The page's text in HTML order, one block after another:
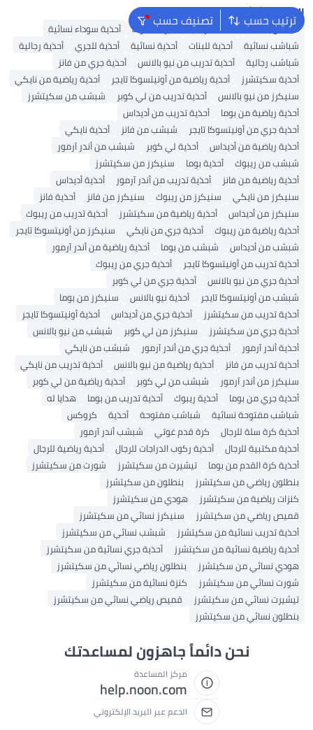
ترتيب حسب تصنيف حسب البحث الشائع
أديداس سامبا شباشب رجالية بيركنستوك
أحذية سوداء نسائية
شباشب نسائية
أحذية للبنات أحذية نسائية أحذية للجري
أحذية رجالية
شباشب رجالية
أحذية تدريب من نيو بالانس
أحذية جري من فانز
أحذية سكيتشرز
أحذية رياضية من أونيتسوكا تايجر
أحذية رياضية من نايكي
سنيكرز من نيو بالانس
أحذية تدريب من لي كوبر
شبشب من سكيتشرز
أحذية رياضية من بوما
أحذية تدريب من أديداس
أحذية جري من أونيتسوكا تايجر
شبشب من فانز
أحذية نايكي
أحذية رياضية من أديداس
أحذية لي كوبر
شبشب من أندر آرمور
شبشب من ريبوك
أحذية بوما
سنيكرز من سكيتشرز
أحذية رياضية من فانز
أحذية تدريب من أندر آرمور
أحذية أديداس
سنيكرز من نايكي
سنيكرز من ريبوك سنيكرز من فانز
أحذية فانز
سنيكرز من أديداس
أحذية رياضية من سكيتشرز
أحذية تدريب من ريبوك
أحذية رياضية من ريبوك
أحذية جري من نايكي
سنيكرز من أونيتسوكا تايجر
شبشب من أديداس
شبشب من بوما
أحذية رياضية من أندر آرمور
أحذية تدريب من أونيتسوكا تايجر
أحذية جري من ريبوك
أحذية جري من نيو بالانس
أحذية جري من لي كوبر
شبشب من أونيتسوكا تايجر
أحذية نيو بالانس
سنيكرز من بوما
أحذية تدريب من سكيتشرز
أحذية جري من أديداس
أحذية أونيتسوكا تايجر
أحذية جري من سكيتشرز
سنيكرز من لي كوبر
شبشب من نيو بالانس
أحذية أندر آرمور
أحذية جري من أندر آرمور
شبشب من نايكي
أحذية تدريب من فانز
أحذية رياضية من نيو بالانس
أحذية تدريب من نايكي
سنيكرز من أندر آرمور
شبشب من لي كوبر
أحذية رياضية من لي كوبر
أحذية جري من بوما
أحذية ريبوك أحذية تدريب من بوما
هدايا له
شباشب مفتوحة نسائية
شباشب مفتوحة أحذية
كروكس
أحذية كرة سلة للرجال
كرة قدم غوتي
شبشب أندر آرمور
أحذية مكتبية للرجال
أحذية ركوب الدراجات للرجال
أحذية رياضية للرجال
أحذية كرة القدم من بوما
تيشيرت من سكيتشرز
شورت من سكيتشرز
بنطلون رياضي من سكيتشرز
بنطلون من سكيتشرز
كنزات رياضية من سكيتشرز
هودي من سكيتشرز
قميص رياضي من سكيتشرز
سنيكرز نسائي من سكيتشرز
أحذية تدريب نسائية من سكيتشرز
شبشب نسائي من سكيتشرز
أحذية رياضية نسائية من سكيتشرز
أحذية جري نسائية من سكيتشرز
هودي نسائي من سكيتشرز
بنطلون رياضي نسائي من سكيتشرز
شورت نسائي من سكيتشرز
كنزة نسائية من سكيتشرز
تيشيرت نسائي من سكيتشرز
قميص رياضي نسائي من سكيتشرز
بنطلون نسائي من سكيتشرز
نحن دائماً جاهزون لمساعدتك
مركز المساعدة
help.noon.com
الدعم عبر البريد الإلكتروني